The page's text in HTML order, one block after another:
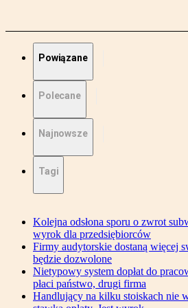
Powiązane
Polecane
Najnowsze
Tagi
Kolejna odsłona sporu o zwrot
wyrok dla przedsiębiorców
Firmy audytorskie dostaną więcej
będzie dozwolone
Nietypowy system dopłat do
płaci państwo, drugi firma
Handlujący na kilku stoiskach nie